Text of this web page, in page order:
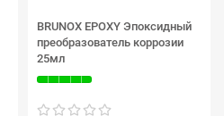
BRUNOX EPOXY Эпоксидный
преобразователь коррозии
25мл